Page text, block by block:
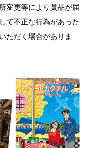
変更等により賞品が届
て不正な行為があった
ただく場合がありま